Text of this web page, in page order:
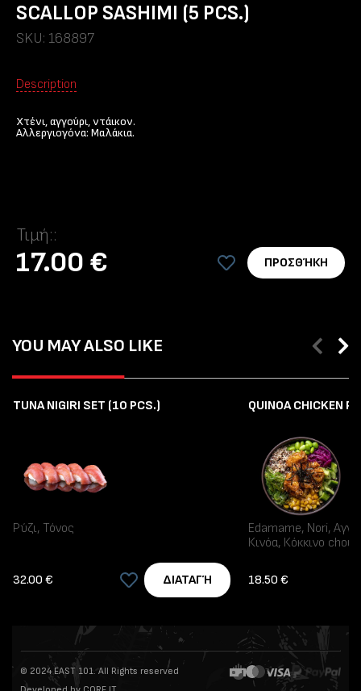
SCALLOP SASHIMI (5 PCS.)
SKU: 168897
Description
Χτένι, αγγούρι, ντάικον.
Αλλεργιογόνα: Μαλάκια.
Τιμή::
17.00 € ΠΡΟΣΘΉΚΗ
YOU MAY ALSO LIKE
TUNA NIGIRI SET (10 PCS.)
Ρύζι, Τόνος
32.00 € ΔΙΑΤΑΓΉ
QUINOA CHICKEN
Edamame, Nori,
Κινόα, Κόκκινο
18.50 €
© 2024 EAST 101. All Rights reserved